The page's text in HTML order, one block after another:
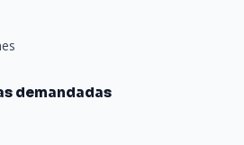
demandadas